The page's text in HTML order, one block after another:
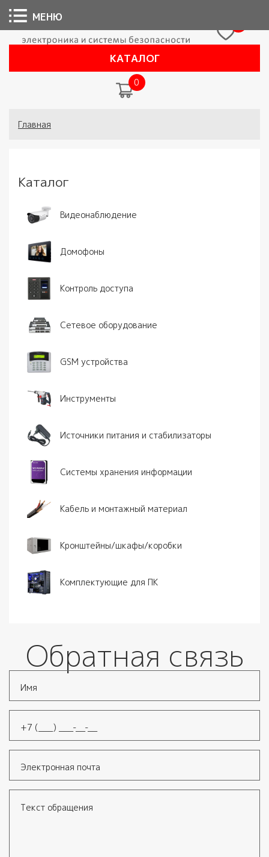
КАТАЛОГ
0
Вы здесь
Главная
Каталог
Видеонаблюдение
Домофоны
Контроль доступа
Сетевое оборудование
GSM устройства
Инструменты
Источники питания и стабилизаторы
Системы хранения информации
Кабель и монтажный материал
Кронштейны/шкафы/коробки
Комплектующие для ПК
Обратная связь
МЕНЮ